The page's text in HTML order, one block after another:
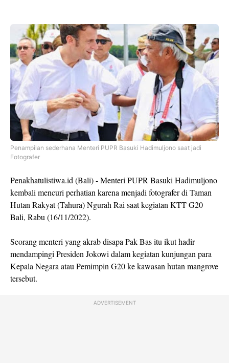
Penampilan sederhana Menteri PUPR Basuki Hadimuljono saat jadi
Fotografer
Penakhatulistiwa.id (Bali) - Menteri PUPR Basuki Hadimuljono
kembali mencuri perhatian karena menjadi fotografer di Taman
Hutan Rakyat (Tahura) Ngurah Rai saat kegiatan KTT G20
Bali, Rabu (16/11/2022).
Seorang menteri yang akrab disapa Pak Bas itu ikut hadir
mendampingi Presiden Jokowi dalam kegiatan kunjungan para
Kepala Negara atau Pemimpin G20 ke kawasan hutan mangrove
tersebut.
ADVERTISEMENT